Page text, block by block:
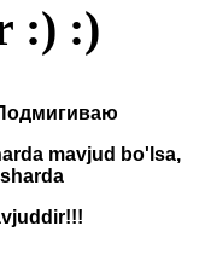
:) :)
mavjud bo'lsa,